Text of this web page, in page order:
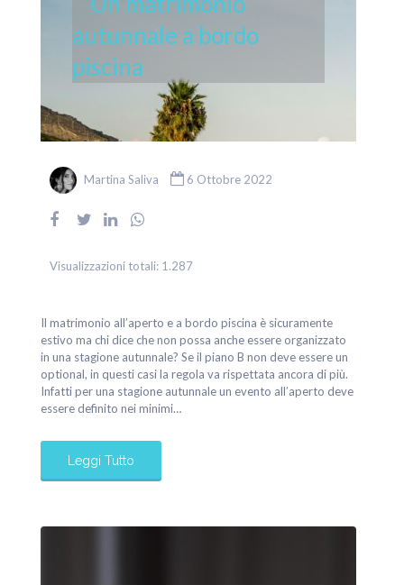
autunnale a bordo
piscina
Martina Saliva 6 Ottobre 2022
Visualizzazioni totali: 1.287
Il matrimonio all’aperto e a bordo piscina è sicuramente
estivo ma chi dice che non possa anche essere organizzato
in una stagione autunnale? Se il piano B non deve essere un
optional, in questi casi la regola va rispettata ancora di più.
Infatti per una stagione autunnale un evento all’aperto deve
essere definito nei minimi…
Leggi Tutto